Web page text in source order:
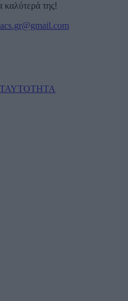
καλύτερά της!
ΤΑΥΤΟΤΗΤΑ